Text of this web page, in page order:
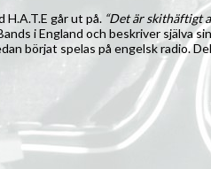
går ut på. “Det är skithäftigt
i England och beskriver själva
börjat spelas på engelsk radio.